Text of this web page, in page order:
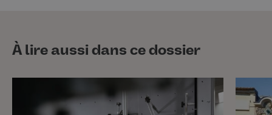
À lire aussi dans ce dossier